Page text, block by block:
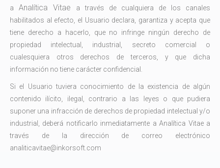
a Analítica Vitae
a través de cualquiera de los canales
habilitados al efecto, el Usuario declara, garantiza y acepta que
tiene derecho a hacerlo, que no infringe ningún derecho de
propiedad intelectual, industrial, secreto comercial o
cualesquiera otros derechos de terceros, y que dicha
información no tiene carácter confidencial.
Si el Usuario tuviera conocimiento de la existencia de algún
contenido ilícito, ilegal, contrario a las leyes o que pudiera
suponer una infracción de derechos de propiedad intelectual y/o
industrial, deberá notificarlo inmediatamente a Analítica Vitae a
través de la dirección de correo electrónico
analiticavitae@inkorsoft.com